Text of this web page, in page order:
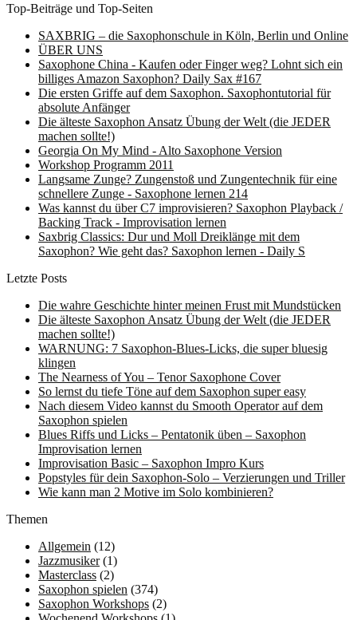
Top-Beiträge und Top-Seiten
SAXBRIG – die Saxophonschule in Köln, Berlin und Online
ÜBER UNS
Saxophone China - Kaufen oder Finger weg? Lohnt sich ein
billiges Amazon Saxophon? Daily Sax #167
Die ersten Griffe auf dem Saxophon. Saxophontutorial für
absolute Anfänger
Die älteste Saxophon Ansatz Übung der Welt (die JEDER
machen sollte!)
Georgia On My Mind - Alto Saxophone Version
Workshop Programm 2011
Langsame Zunge? Zungenstoß und Zungentechnik für eine
schnellere Zunge - Saxophone lernen 214
Was kannst du über C7 improvisieren? Saxophon Playback /
Backing Track - Improvisation lernen
Saxbrig Classics: Dur und Moll Dreiklänge mit dem
Saxophon? Wie geht das? Saxophon lernen - Daily S
Letzte Posts
Die wahre Geschichte hinter meinen Frust mit Mundstücken
Die älteste Saxophon Ansatz Übung der Welt (die JEDER
machen sollte!)
WARNUNG: 7 Saxophon-Blues-Licks, die super bluesig
klingen
The Nearness of You – Tenor Saxophone Cover
So lernst du tiefe Töne auf dem Saxophon super easy
Nach diesem Video kannst du Smooth Operator auf dem
Saxophon spielen
Blues Riffs und Licks – Pentatonik üben – Saxophon
Improvisation lernen
Improvisation Basic – Saxophon Impro Kurs
Popstyles für dein Saxophon-Solo – Verzierungen und Triller
Wie kann man 2 Motive im Solo kombinieren?
Themen
Allgemein (12)
Jazzmusiker(1)
Masterclass (2)
Saxophon spielen (374)
Saxophon Workshops (2)